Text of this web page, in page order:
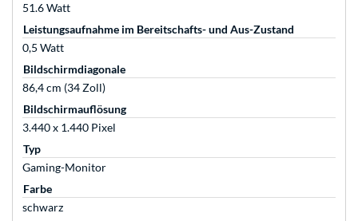
51.6 Watt
Leistungsaufnahme im Bereitschafts- und Aus-Zustand
0,5 Watt
Bildschirmdiagonale
86,4 cm (34 Zoll)
Bildschirmauflösung
3.440 x 1.440 Pixel
Typ
Gaming-Monitor
Farbe
schwarz